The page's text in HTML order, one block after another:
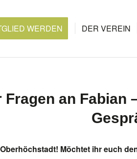
WERDEN DER VEREIN
Fragen an Fabian
Möchtet ihr euch